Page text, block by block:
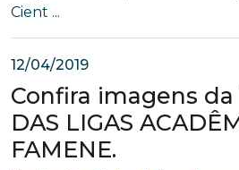
Cient ...
12/04/2019
Confira imagens da
DAS LIGAS
FAMENE.